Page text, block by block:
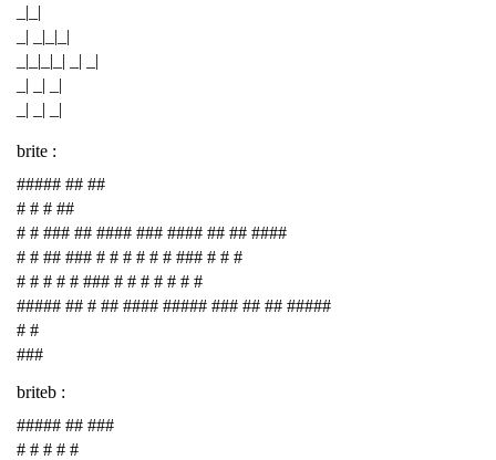
_|_|
_| _|_|_|
_|_|_|_| _| _|
_| _| _|
_| _| _|
brite :
##### ## ##
# # # ##
# # ### ## #### ### #### ## ## ####
# # ## ### # # # # # # ### # # #
# # # # # ### # # # # # # #
##### ## # ## #### ##### ### ## ## #####
# #
###
briteb :
##### ## ###
# # # # #